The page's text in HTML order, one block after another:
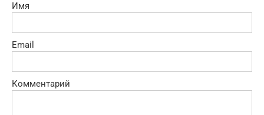
Имя
Email
Комментарий